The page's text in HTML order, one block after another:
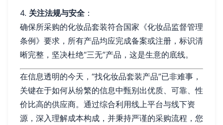
4. 关注法规与安全 ：
确保所采购的化妆品套装符合国家《化妆品监督管理
条例》要求，所有产品均应完成备案或注册，标识清
晰完整，坚决杜绝“三无”产品，这是生意的底线。
在信息透明的今天，“找化妆品套装产品”已非难事，
关键在于如何从纷繁的信息中甄别出优质、可靠、性
价比高的供应商。通过综合利用线上平台与线下资
源，深入理解成本构成，并秉持严谨的采购流程，您